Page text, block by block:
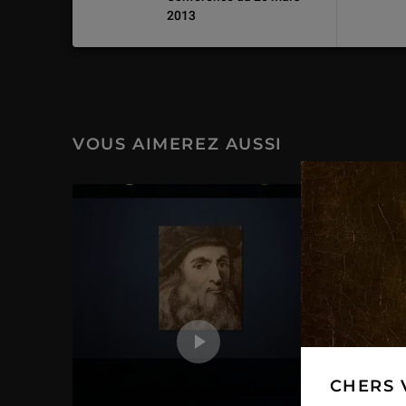
CHERS
2013
VOUS AIMEREZ AUSSI
Les